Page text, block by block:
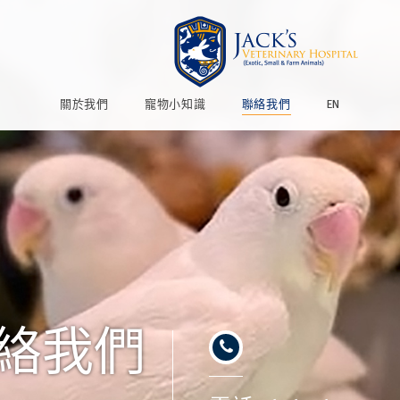
關於我們 寵物小知識 聯絡我們 EN
我們 